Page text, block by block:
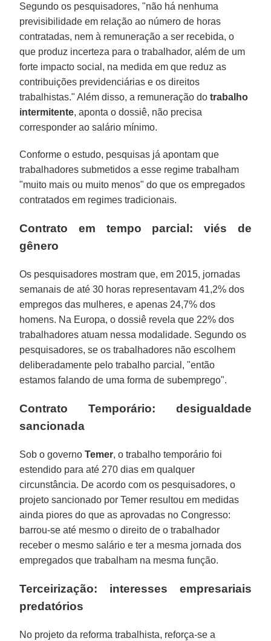
Segundo os pesquisadores, "não há nenhuma
previsibilidade em relação ao número de horas
contratadas, nem à remuneração a ser recebida, o
que produz incerteza para o trabalhador, além de um
forte impacto social, na medida em que reduz as
contribuições previdenciárias e os direitos
trabalhistas." Além disso, a remuneração dotrabalho
intermitente, aponta o dossiê, não precisa
corresponder ao salário mínimo.
Conforme o estudo, pesquisas já apontam que
trabalhadores submetidos a esse regime trabalham
"muito mais ou muito menos" do que os empregados
contratados em regimes tradicionais.
Contrato em tempo parcial: viés de
gênero
Os pesquisadores mostram que, em 2015, jornadas
semanais de até 30 horas representavam 41,2% dos
empregos das mulheres, e apenas 24,7% dos
homens. Na Europa, o dossiê revela que 22% dos
trabalhadores atuam nessa modalidade. Segundo os
pesquisadores, se os trabalhadores não escolhem
deliberadamente pelo trabalho parcial, "então
estamos falando de uma forma de subemprego".
Contrato Temporário: desigualdade
sancionada
Sob o governoTemer, o trabalho temporário foi
estendido para até 270 dias em qualquer
circunstância. De acordo com os pesquisadores, o
projeto sancionado por Temer resultou em medidas
ainda piores do que as aprovadas no Congresso:
barrou-se até mesmo o direito de o trabalhador
receber o mesmo salário e ter a mesma jornada dos
empregados que trabalham na mesma função.
Terceirização: interesses empresariais
predatórios
No projeto da reforma trabalhista, reforça-se a